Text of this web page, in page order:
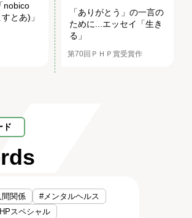
nobico
とあ)」
「ありがとう」の一言の
ために...エッセイ「生き
る」
第70回ＰＨＰ賞受賞作
ド
間関係
#メンタルヘルス
スペシャル